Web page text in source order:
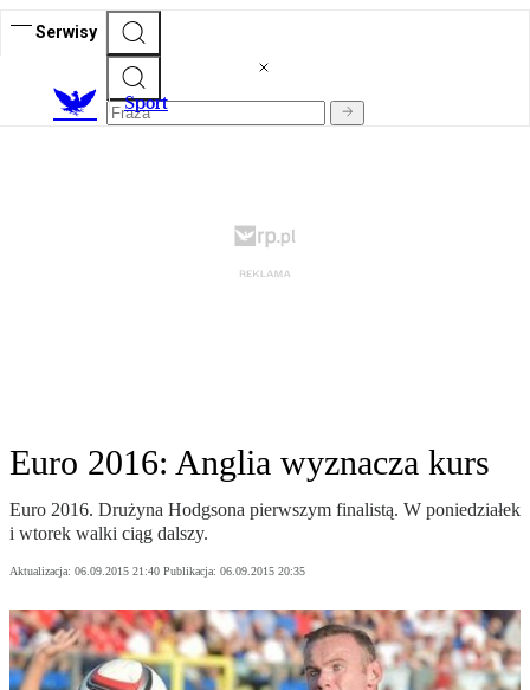
Serwisy
Sport
Euro 2016: Anglia wyznacza kurs
Euro 2016. Drużyna Hodgsona pierwszym finalistą. W poniedziałek
i wtorek walki ciąg dalszy.
Aktualizacja: 06.09.2015 21:40 Publikacja: 06.09.2015 20:35